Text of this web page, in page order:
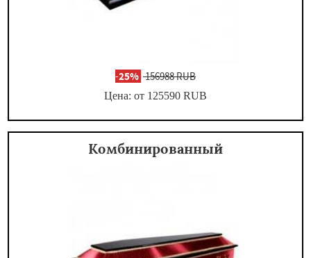
-25% 156988 RUB
Цена: от 125590 RUB
Комбинированный